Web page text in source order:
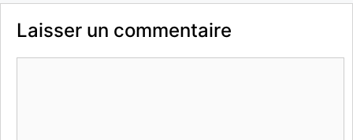
Laisser un commentaire